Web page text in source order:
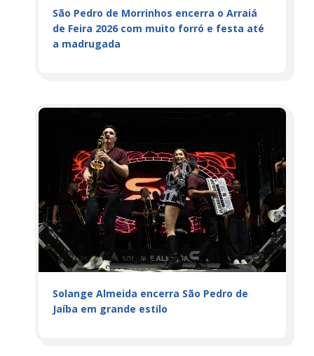
São Pedro de Morrinhos encerra o Arraiá
de Feira 2026 com muito forró e festa até
a madrugada
Solange Almeida encerra São Pedro de
Jaíba em grande estilo